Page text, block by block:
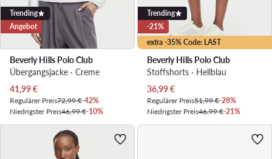
Trending
Angebot
Beverly Hills Polo Club
Übergangsjacke · Creme
Aktueller Preis
41,99€
Regulärer Preis72,99 €-42%
Niedrigster Preis46,99 €-10%
extra -35% Code: LAST
Trending
-21%
Beverly Hills Polo Club
Stoffshorts · Hellblau
Aktueller Preis
36,99€
Regulärer Preis51,99 €-28%
Niedrigster Preis46,99 €-21%